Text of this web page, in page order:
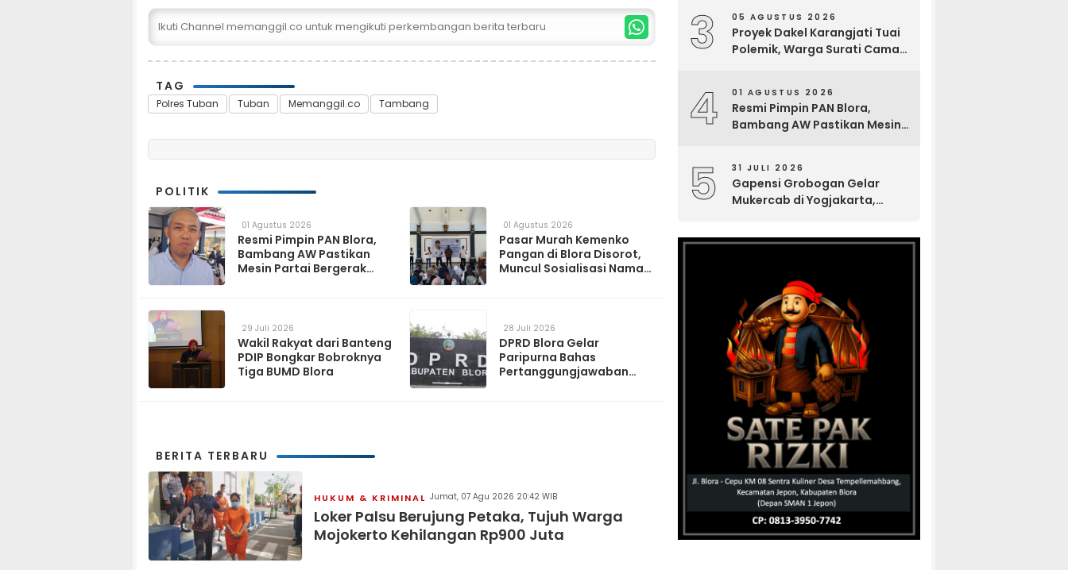
Ikuti Channel memanggil.co untuk mengikuti perkembangan berita terbaru
TAG
Polres Tuban Tuban Memanggil.co Tambang
POLITIK
01 Agustus 2026
Resmi Pimpin PAN Blora,
Bambang AW Pastikan
Mesin Partai Bergerak
01 Agustus 2026
Pasar Murah Kemenko
Pangan di Blora Disorot,
Muncul Sosialisasi Nama
29 Juli 2026
Wakil Rakyat dari Banteng
PDIP Bongkar Bobroknya
Tiga BUMD Blora
28 Juli 2026
DPRD Blora Gelar
Paripurna Bahas
Pertanggungjawaban
BERITA TERBARU
HUKUM & KRIMINAL Jumat, 07 Agu 2026 20:42 WIB
Loker Palsu Berujung Petaka, Tujuh Warga
Mojokerto Kehilangan Rp900 Juta
3 05 AGUSTUS 2026
Proyek Dakel Karangjati Tuai
Polemik, Warga Surati Camat
4 01 AGUSTUS 2026
Resmi Pimpin PAN Blora,
Bambang AW Pastikan Mesin
5 31 JULI 2026
Gapensi Grobogan Gelar
Mukercab di Yogjakarta,